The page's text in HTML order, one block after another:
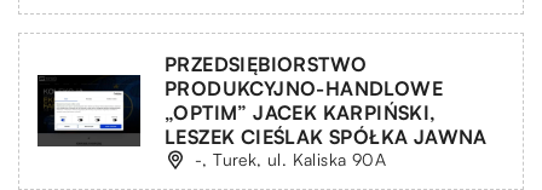
PRZEDSIĘBIORSTWO
PRODUKCYJNO-HANDLOWE
„OPTIM” JACEK KARPIŃSKI,
LESZEK CIEŚLAK SPÓŁKA JAWNA
-, Turek, ul. Kaliska 90A